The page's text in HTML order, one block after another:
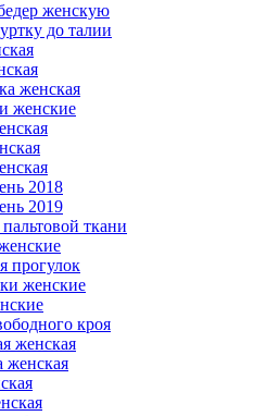
женскую
до талии
женская
женские
2018
2019
ткани
прогулок
женские
кроя
женская
женская